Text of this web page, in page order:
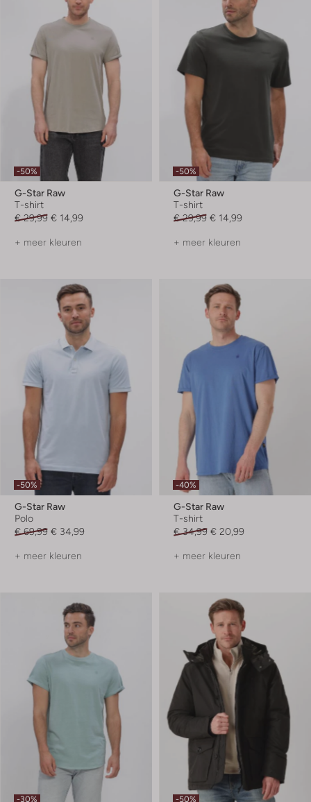
-50%
G-Star Raw
T-shirt
€ 29,99 € 14,99
+ meer kleuren
-50%
G-Star Raw
T-shirt
€ 29,99 € 14,99
+ meer kleuren
-50%
G-Star Raw
Polo
€ 69,99 € 34,99
+ meer kleuren
-40%
G-Star Raw
T-shirt
€ 34,99 € 20,99
+ meer kleuren
-30% -50%